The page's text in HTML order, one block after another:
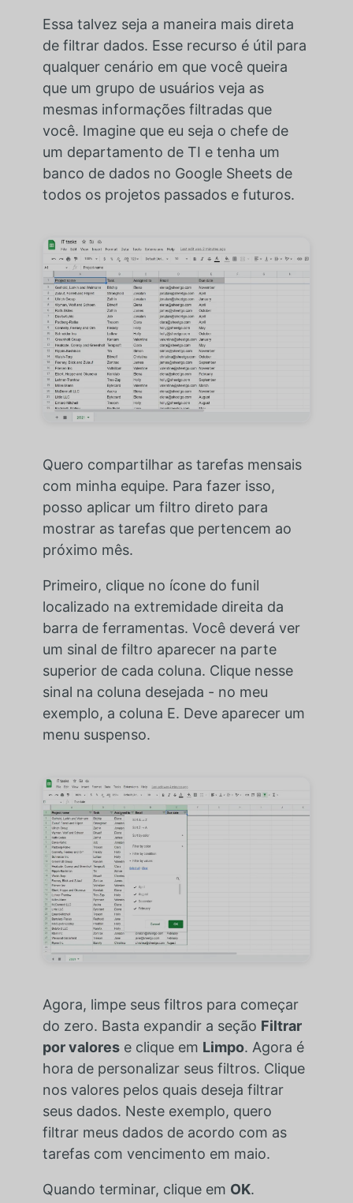
Essa talvez seja a maneira mais direta
de filtrar dados. Esse recurso é útil para
qualquer cenário em que você queira
que um grupo de usuários veja as
mesmas informações filtradas que
você. Imagine que eu seja o chefe de
um departamento de TI e tenha um
banco de dados no Google Sheets de
todos os projetos passados e futuros.
Quero compartilhar as tarefas mensais
com minha equipe. Para fazer isso,
posso aplicar um filtro direto para
mostrar as tarefas que pertencem ao
próximo mês.
Primeiro, clique no ícone do funil
localizado na extremidade direita da
barra de ferramentas. Você deverá ver
um sinal de filtro aparecer na parte
superior de cada coluna. Clique nesse
sinal na coluna desejada - no meu
exemplo, a coluna E. Deve aparecer um
menu suspenso.
Agora, limpe seus filtros para começar
do zero. Basta expandir a seção Filtrar
por valorese clique em Limpo. Agora é
hora de personalizar seus filtros. Clique
nos valores pelos quais deseja filtrar
seus dados. Neste exemplo, quero
filtrar meus dados de acordo com as
tarefas com vencimento em maio.
Quando terminar, clique em OK.